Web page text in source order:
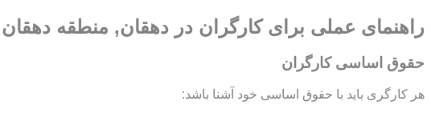
راهنمای عملی برای کارگران در دهقان, منطقه دهقان
حقوق اساسی کارگران
هر کارگری باید با حقوق اساسی خود آشنا باشد: